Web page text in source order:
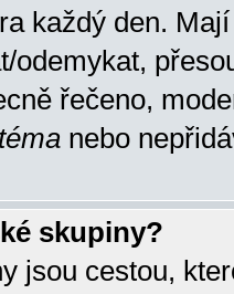
každý den.
odemykat,
řečeno,
nebo
skupiny?
jsou cestou,